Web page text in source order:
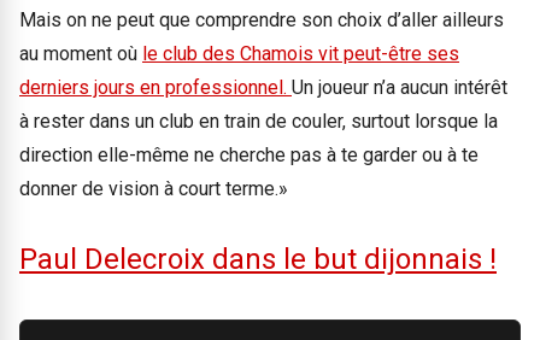
Mais on ne peut que comprendre son choix d’aller ailleurs
au moment où le club des Chamois vit peut-être ses
derniers jours en professionnel. Un joueur n’a aucun intérêt
à rester dans un club en train de couler, surtout lorsque la
direction elle-même ne cherche pas à te garder ou à te
donner de vision à court terme.»
Paul Delecroix dans le but dijonnais !